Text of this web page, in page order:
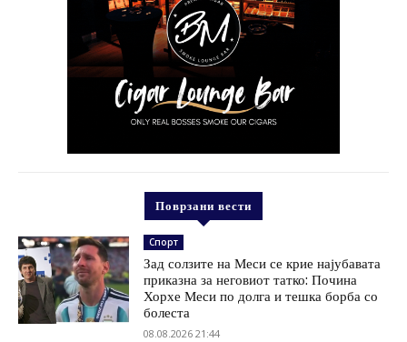
Поврзани вести
Спорт
Зад солзите на Меси се крие најубавата
приказна за неговиот татко: Почина
Хорхе Меси по долга и тешка борба со
болеста
08.08.2026 21:44